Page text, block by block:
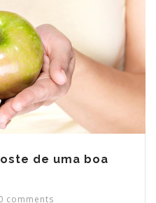
de uma boa
comments